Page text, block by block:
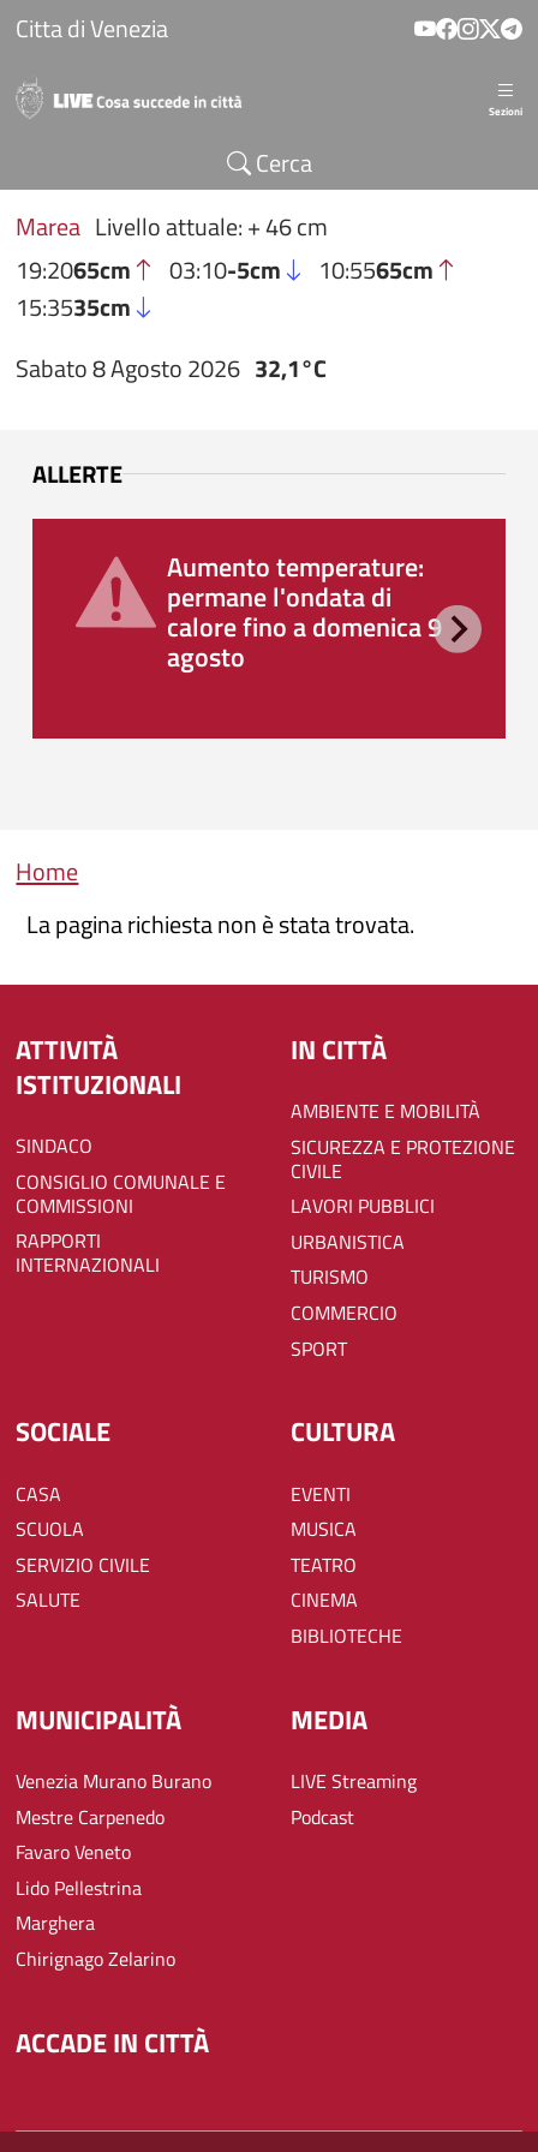
Salta al contenuto principale
Citta di Venezia
Sezioni
Cerca
Marea Livello attuale: + 46 cm
19:2065cm 03:10-5cm 10:5565cm
15:3535cm
Sabato 8 Agosto 2026 32,1°C
ALLERTE
Aumento temperature:
permane l'ondata di
calore fino a domenica 9
agosto
Briciole di pane
Home
La pagina richiesta non è stata trovata.
ATTIVITÀ
ISTITUZIONALI
SINDACO
CONSIGLIO COMUNALE E
COMMISSIONI
RAPPORTI
INTERNAZIONALI
IN CITTÀ
AMBIENTE E MOBILITÀ
SICUREZZA E PROTEZIONE
CIVILE
LAVORI PUBBLICI
URBANISTICA
TURISMO
COMMERCIO
SPORT
SOCIALE
CASA
SCUOLA
SERVIZIO CIVILE
SALUTE
CULTURA
EVENTI
MUSICA
TEATRO
CINEMA
BIBLIOTECHE
MUNICIPALITÀ
Venezia Murano Burano
Mestre Carpenedo
Favaro Veneto
Lido Pellestrina
Marghera
Chirignago Zelarino
MEDIA
LIVE Streaming
Podcast
ACCADE IN CITTÀ